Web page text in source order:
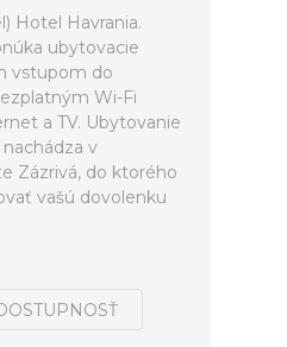
Hotel Havrania.
ubytovacie
vstupom do
Wi-Fi
a TV. Ubytovanie
v
Zázrivá, do ktorého
vašú dovolenku